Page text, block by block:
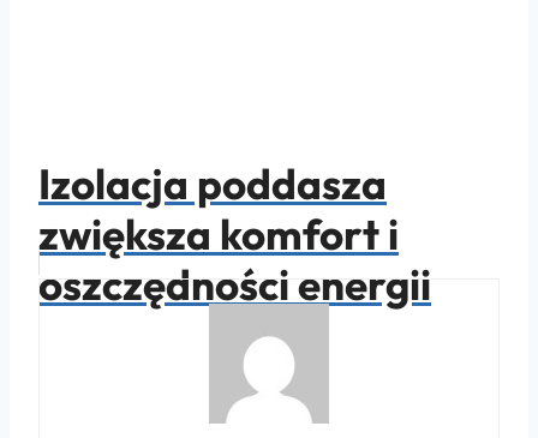
Izolacja poddasza
zwiększa komfort i
oszczędności energii